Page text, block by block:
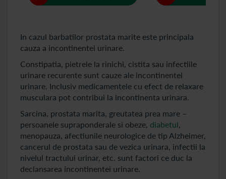
In cazul barbatilor prostata marite este principala
cauza a incontinentei urinare.
Constipatia, pietrele la rinichi, cistita sau infectiile
urinare recurente sunt cauze ale incontinentei
urinare. Inclusiv medicamentele cu efect de relaxare
musculara pot contribui la incontinenta urinara.
Sarcina, prostata marita, greutatea prea mare –
persoanele supraponderale si obeze, diabetul
menopauza, afectiunile neurologice de tip Alzheimer,
cancerul de prostata sau de vezica urinara, infectii la
nivelul tractului urinar, etc. sunt factori ce duc la
declansarea incontinentei urinare.